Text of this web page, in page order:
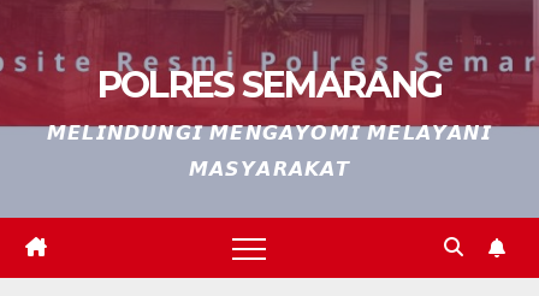
POLRES SEMARANG
𝙈𝙀𝙇𝙄𝙉𝘿𝙐𝙉𝙂𝙄 𝙈𝙀𝙉𝙂𝘼𝙔𝙊𝙈𝙄 𝙈𝙀𝙇𝘼𝙔𝘼𝙉𝙄
𝙈𝘼𝙎𝙔𝘼𝙍𝘼𝙆𝘼𝙏